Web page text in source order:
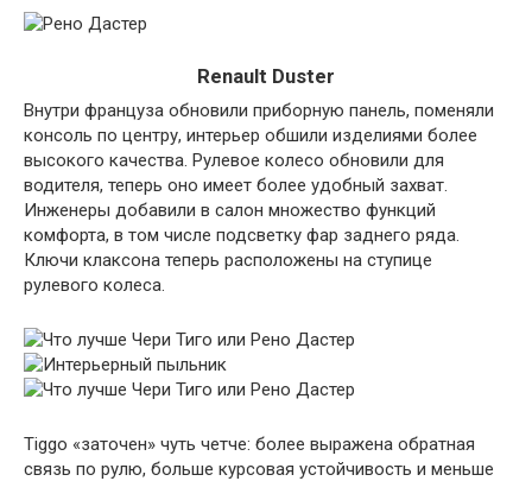
Renault Duster
Внутри француза обновили приборную панель, поменяли
консоль по центру, интерьер обшили изделиями более
высокого качества. Рулевое колесо обновили для
водителя, теперь оно имеет более удобный захват.
Инженеры добавили в салон множество функций
комфорта, в том числе подсветку фар заднего ряда.
Ключи клаксона теперь расположены на ступице
рулевого колеса.
Tiggo «заточен» чуть четче: более выражена обратная
связь по рулю, больше курсовая устойчивость и меньше